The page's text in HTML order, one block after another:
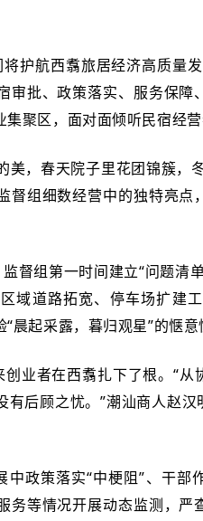
将护航西翥旅居经济高质量
批、政策落实、服务保障
聚区，面对面倾听民宿经
美，春天院子里花团锦簇，
督组细数经营中的独特亮
督组第一时间建立“问题清
域道路拓宽、停车场扩建
起采露，暮归观星”的惬意
业者在西翥扎下了根。“
后顾之忧。”潮汕商人赵
政策落实“中梗阻”、干部
务等情况开展动态监测，